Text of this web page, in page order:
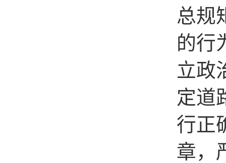
总规
的行
立政
定道
行正
章，